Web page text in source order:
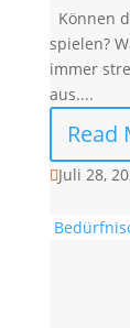
Können
spielen?
immer
aus....
Read
Juli 28,